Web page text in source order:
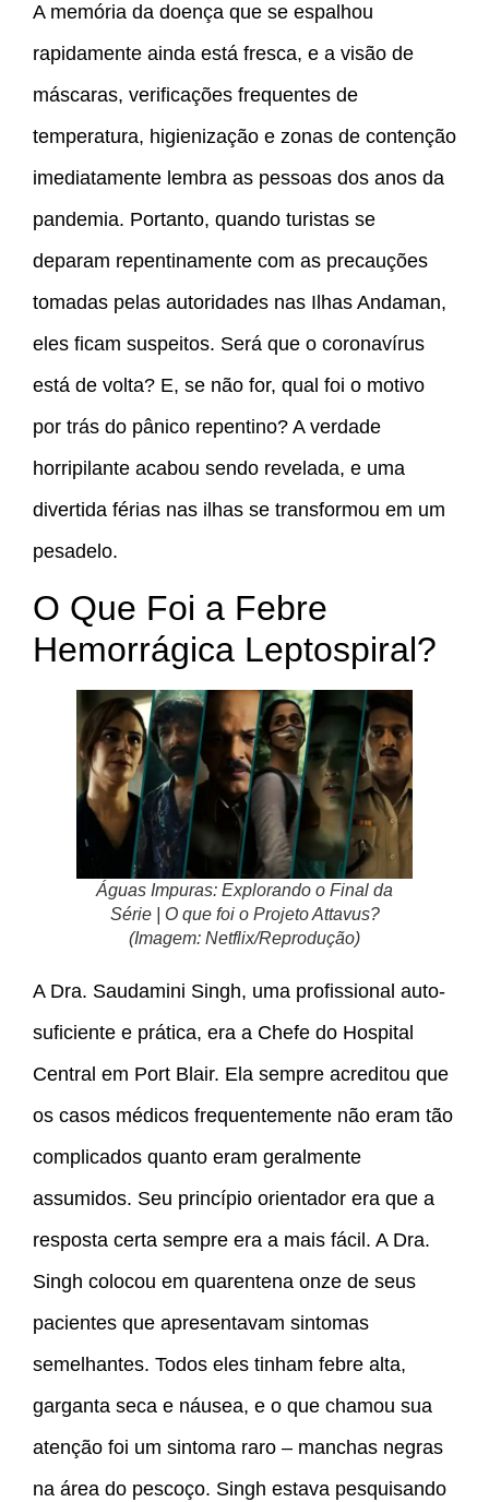
A memória da doença que se espalhou
rapidamente ainda está fresca, e a visão de
máscaras, verificações frequentes de
temperatura, higienização e zonas de contenção
imediatamente lembra as pessoas dos anos da
pandemia. Portanto, quando turistas se
deparam repentinamente com as precauções
tomadas pelas autoridades nas Ilhas Andaman,
eles ficam suspeitos. Será que o coronavírus
está de volta? E, se não for, qual foi o motivo
por trás do pânico repentino? A verdade
horripilante acabou sendo revelada, e uma
divertida férias nas ilhas se transformou em um
pesadelo.
O Que Foi a Febre
Hemorrágica Leptospiral?
Águas Impuras: Explorando o Final da
Série | O que foi o Projeto Attavus?
(Imagem: Netflix/Reprodução)
A Dra. Saudamini Singh, uma profissional auto-
suficiente e prática, era a Chefe do Hospital
Central em Port Blair. Ela sempre acreditou que
os casos médicos frequentemente não eram tão
complicados quanto eram geralmente
assumidos. Seu princípio orientador era que a
resposta certa sempre era a mais fácil. A Dra.
Singh colocou em quarentena onze de seus
pacientes que apresentavam sintomas
semelhantes. Todos eles tinham febre alta,
garganta seca e náusea, e o que chamou sua
atenção foi um sintoma raro – manchas negras
na área do pescoço. Singh estava pesquisando